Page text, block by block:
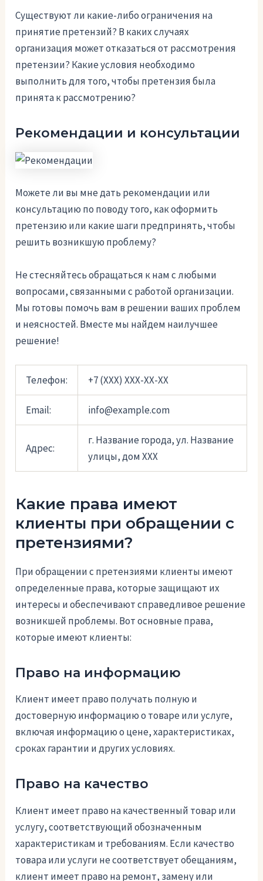
Существуют ли какие-либо ограничения на
принятие претензий? В каких случаях
организация может отказаться от рассмотрения
претензии? Какие условия необходимо
выполнить для того, чтобы претензия была
принята к рассмотрению?
Рекомендации и консультации
Можете ли вы мне дать рекомендации или
консультацию по поводу того, как оформить
претензию или какие шаги предпринять, чтобы
решить возникшую проблему?
Не стесняйтесь обращаться к нам с любыми
вопросами, связанными с работой организации.
Мы готовы помочь вам в решении ваших проблем
и неясностей. Вместе мы найдем наилучшее
решение!
Телефон: +7 (XXX) XXX-XX-XX
Email: info@example.com
Адрес:
г. Название города, ул. Название
улицы, дом XXX
Какие права имеют
клиенты при обращении с
претензиями?
При обращении с претензиями клиенты имеют
определенные права, которые защищают их
интересы и обеспечивают справедливое решение
возникшей проблемы. Вот основные права,
которые имеют клиенты:
Право на информацию
Клиент имеет право получать полную и
достоверную информацию о товаре или услуге,
включая информацию о цене, характеристиках,
сроках гарантии и других условиях.
Право на качество
Клиент имеет право на качественный товар или
услугу, соответствующий обозначенным
характеристикам и требованиям. Если качество
товара или услуги не соответствует обещаниям,
клиент имеет право на ремонт, замену или